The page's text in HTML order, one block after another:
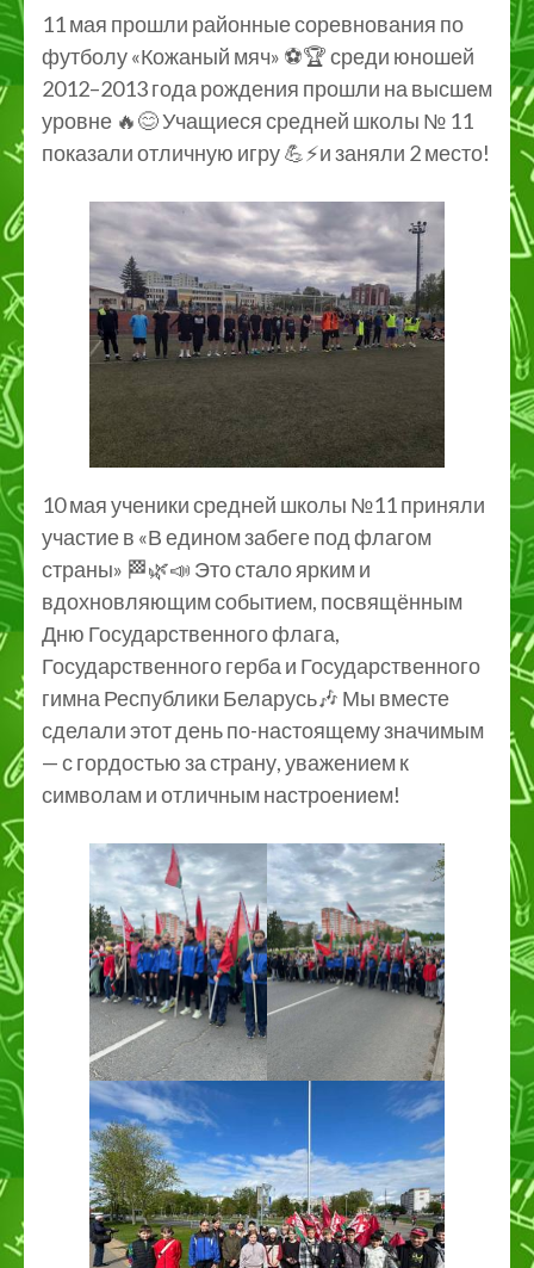
11 мая прошли районные соревнования по
футболу «Кожаный мяч» ⚽️🏆 среди юношей
2012–2013 года рождения прошли на высшем
уровне 🔥😊 Учащиеся средней школы № 11
показали отличную игру 💪⚡️и заняли 2 место!
10 мая ученики средней школы №11 приняли
участие в «В едином забеге под флагом
страны» 🏁🌿📣 Это стало ярким и
вдохновляющим событием, посвящённым
Дню Государственного флага,
Государственного герба и Государственного
гимна Республики Беларусь🎶 Мы вместе
сделали этот день по-настоящему значимым
— с гордостью за страну, уважением к
символам и отличным настроением!